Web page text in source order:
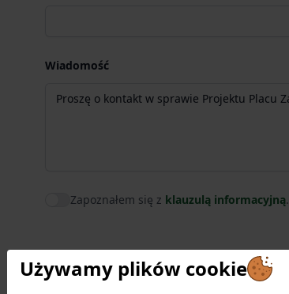
Używamy plików cookie
Wiadomość
Agree to policies
Zapoznałem się z klauzulą informacyjną.
Wyślij